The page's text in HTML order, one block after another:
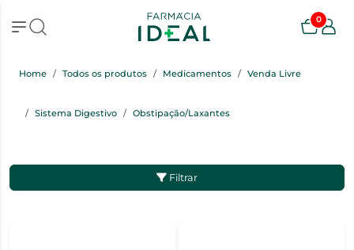
0
Home Todos os produtos Medicamentos Venda Livre
Sistema Digestivo Obstipação/Laxantes
Filtrar